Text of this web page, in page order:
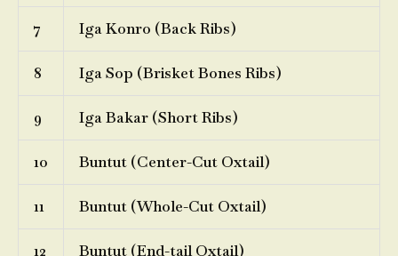
7 Iga Konro (Back Ribs)
8 Iga Sop (Brisket Bones Ribs)
9 Iga Bakar (Short Ribs)
10 Buntut (Center-Cut Oxtail)
11 Buntut (Whole-Cut Oxtail)
12 Buntut (End-tail Oxtail)